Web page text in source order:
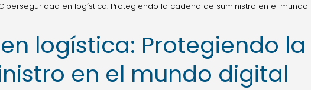
en logística: Protegiendo la cadena de suministro en el mundo
logística: Protegiendo la
en el mundo digital